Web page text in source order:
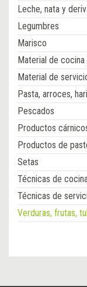
Leche, nata y
Legumbres
Marisco
Material de
Material de
Pasta, arroces,
Pescados
Productos
Productos de
Setas
Técnicas de
Técnicas de
Verduras, frutas,